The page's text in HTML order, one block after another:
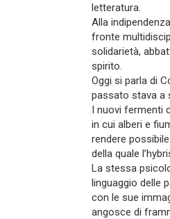
letteratura.
Alla
fronte
solidarietà,
spirito.
Oggi si parla di
passato stava a
I nuovi fermenti
in cui alberi e
rendere
della quale
La stessa
linguaggio delle
con le sue
angosce di